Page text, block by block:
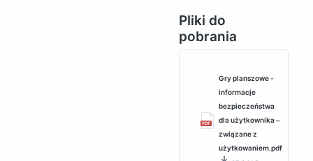
Pliki do
pobrania
Gry planszowe -
informacje
bezpieczeństwa
dla użytkownika ‒
związane z
użytkowaniem.pdf